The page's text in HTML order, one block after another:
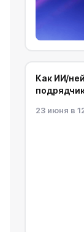
Как ИИ/
23 июня в